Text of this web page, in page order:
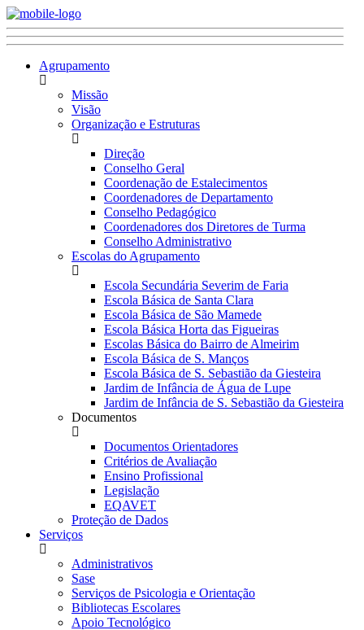
Agrupamento
Missão
Visão
Organização e Estruturas
Direção
Conselho Geral
Coordenação de Estalecimentos
Coordenadores de Departamento
Conselho Pedagógico
Coordenadores dos Diretores de Turma
Conselho Administrativo
Escolas do Agrupamento
Escola Secundária Severim de Faria
Escola Básica de Santa Clara
Escola Básica de São Mamede
Escola Básica Horta das Figueiras
Escolas Básica do Bairro de Almeirim
Escola Básica de S. Manços
Escola Básica de S. Sebastião da Giesteira
Jardim de Infância de Água de Lupe
Jardim de Infância de S. Sebastião da Giesteira
Documentos
Documentos Orientadores
Critérios de Avaliação
Ensino Profissional
Legislação
EQAVET
Proteção de Dados
Serviços
Administrativos
Sase
Serviços de Psicologia e Orientação
Bibliotecas Escolares
Apoio Tecnológico